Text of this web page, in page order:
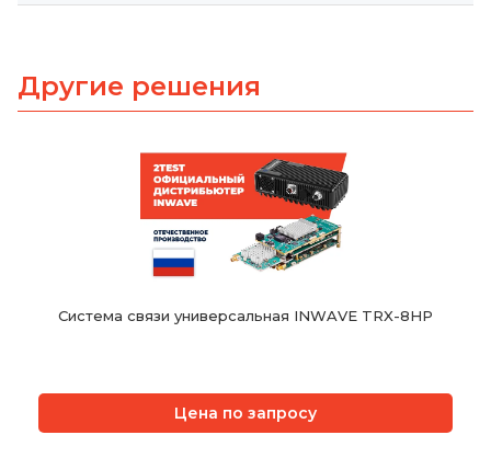
Другие решения
Система связи универсальная INWAVE TRX-8HP
Цена по запросу